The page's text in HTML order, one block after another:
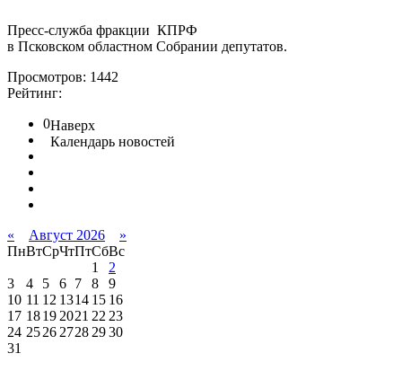
Пресс-служба фракции КПРФ
в Псковском областном Собрании депутатов.
Просмотров: 1442
Рейтинг:
0Наверх
Календарь новостей
« Август 2026
»
ПнВтСрЧтПтСбВс
1
2
3
4 5 6 7 8
9
10 11 12 1314 15 16
17 18192021 2223
24 252627282930
31